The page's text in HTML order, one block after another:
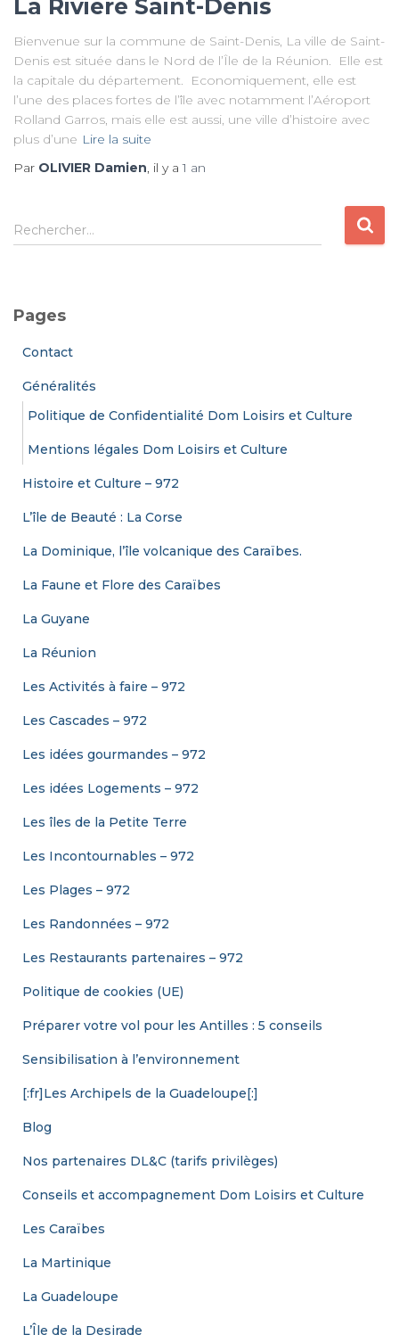
La Rivière Saint-Denis
Bienvenue sur la commune de Saint-Denis, La ville de Saint-
Denis est située dans le Nord de l’Île de la Réunion. Elle est
la capitale du département. Economiquement, elle est
l’une des places fortes de l’île avec notamment l’Aéroport
Rolland Garros, mais elle est aussi, une ville d’histoire avec
plus d’une Lire la suite
Par OLIVIER Damien, il y a1 an
R
e
r
Rechercher…
Pages
Contact
Généralités
Politique de Confidentialité Dom Loisirs et Culture
Mentions légales Dom Loisirs et Culture
Histoire et Culture – 972
L’île de Beauté : La Corse
La Dominique, l’île volcanique des Caraïbes.
La Faune et Flore des Caraïbes
La Guyane
La Réunion
Les Activités à faire – 972
Les Cascades – 972
Les idées gourmandes – 972
Les idées Logements – 972
Les îles de la Petite Terre
Les Incontournables – 972
Les Plages – 972
Les Randonnées – 972
Les Restaurants partenaires – 972
Politique de cookies (UE)
Préparer votre vol pour les Antilles : 5 conseils
Sensibilisation à l’environnement
[:fr]Les Archipels de la Guadeloupe[:]
Blog
Nos partenaires DL&C (tarifs privilèges)
Conseils et accompagnement Dom Loisirs et Culture
Les Caraïbes
La Martinique
La Guadeloupe
L’Île de la Desirade